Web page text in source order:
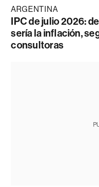
ARGENTINA
IPC de julio 2026:
sería la inflación,
consultoras